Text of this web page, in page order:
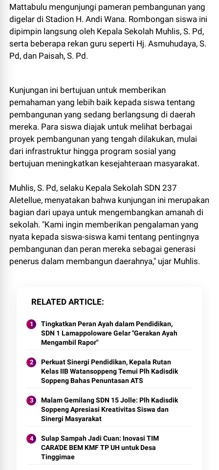
Mattabulu mengunjungi pameran pembangunan yang
digelar di Stadion H. Andi Wana. Rombongan siswa ini
dipimpin langsung oleh Kepala Sekolah Muhlis, S. Pd,
serta beberapa rekan guru seperti Hj. Asmuhudaya, S.
Pd, dan Paisah, S. Pd.
Kunjungan ini bertujuan untuk memberikan
pemahaman yang lebih baik kepada siswa tentang
pembangunan yang sedang berlangsung di daerah
mereka. Para siswa diajak untuk melihat berbagai
proyek pembangunan yang tengah dilakukan, mulai
dari infrastruktur hingga program sosial yang
bertujuan meningkatkan kesejahteraan masyarakat.
Muhlis, S. Pd, selaku Kepala Sekolah SDN 237
Aletellue, menyatakan bahwa kunjungan ini merupakan
bagian dari upaya untuk mengembangkan amanah di
sekolah. "Kami ingin memberikan pengalaman yang
nyata kepada siswa-siswa kami tentang pentingnya
pembangunan dan peran mereka sebagai generasi
penerus dalam membangun daerahnya," ujar Muhlis.
RELATED ARTICLE
Tingkatkan Peran Ayah dalam Pendidikan,
SDN 1 Lamappoloware Gelar "Gerakan Ayah
Mengambil Rapor"
Perkuat Sinergi Pendidikan, Kepala Rutan
Kelas IIB Watansoppeng Temui Plh Kadisdik
Soppeng Bahas Penuntasan ATS
Malam Gemilang SDN 15 Jolle: Plh Kadisdik
Soppeng Apresiasi Kreativitas Siswa dan
Sinergi Masyarakat
Sulap Sampah Jadi Cuan: Inovasi TIM
CARA'DE BEM KMF TP UH untuk Desa
Tinggimae